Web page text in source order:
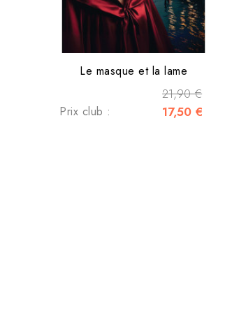
Le masque et la lame
21,90 €
Prix club : 17,50 €